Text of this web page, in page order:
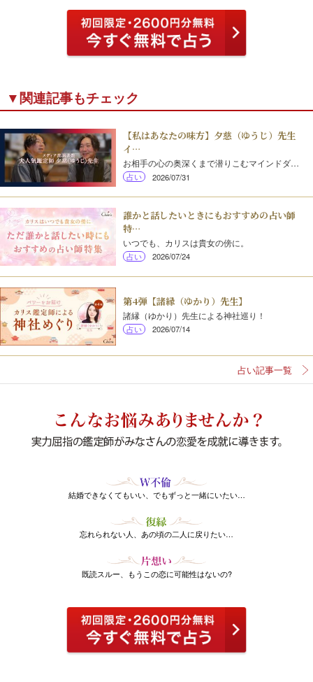
▼関連記事もチェック
【私はあなたの味方】夕慈（ゆうじ）先生
イ…
お相手の心の奥深くまで潜りこむマインドダ…
占い 2026/07/31
誰かと話したいときにもおすすめの占い師
特…
いつでも、カリスは貴女の傍に。
占い 2026/07/24
第4弾【諸縁（ゆかり）先生】
諸縁（ゆかり）先生による神社巡り！
占い 2026/07/14
占い記事一覧
結婚できなくてもいい、でもずっと一緒にいたい…
忘れられない人、あの頃の二人に戻りたい…
既読スルー、もうこの恋に可能性はないの?